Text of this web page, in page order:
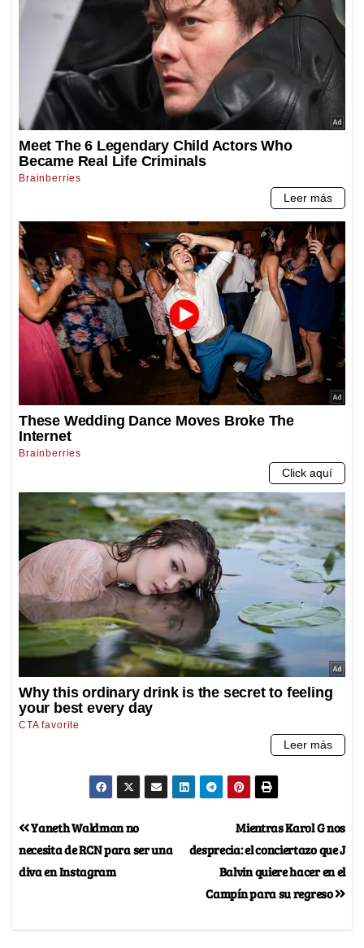
Mientras Karol G nos
desprecia: el conciertazo que J
Balvin quiere hacer en el
Campín para su regreso
Yaneth Waldman no
necesita de RCN para ser una
diva en Instagram